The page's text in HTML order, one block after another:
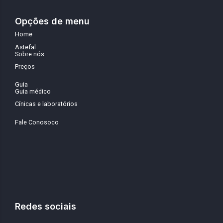
Opções de menu
Home
Astefal
Sobre nós
Preços
Guia
Guia médico
Cínicas e laboratórios
Fale Conosoco
Redes sociais